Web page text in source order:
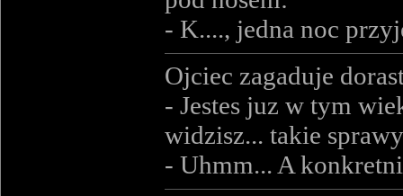
- K...., jedna noc
Ojciec zagaduje
- Jestes juz w tym
widzisz... takie
- Uhmm... A